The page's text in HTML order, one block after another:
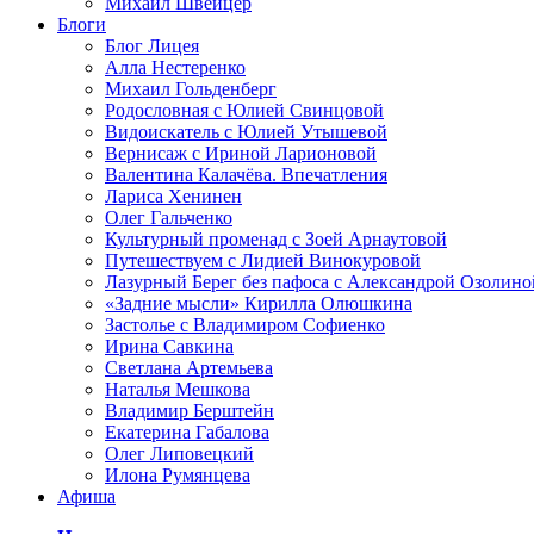
Блоги
Блог Лицея
Алла Нестеренко
Михаил Гольденберг
Родословная с Юлией Свинцовой
Видоискатель с Юлией Утышевой
Вернисаж с Ириной Ларионовой
Валентина Калачёва. Впечатления
Лариса Хенинен
Олег Гальченко
Культурный променад с Зоей Арнаутовой
Путешествуем с Лидией Винокуровой
Лазурный Берег без пафоса с Александрой
«Задние мысли» Кирилла Олюшкина
Застолье с Владимиром Софиенко
Ирина Савкина
Светлана Артемьева
Наталья Мешкова
Владимир Берштейн
Екатерина Габалова
Олег Липовецкий
Илона Румянцева
Афиша